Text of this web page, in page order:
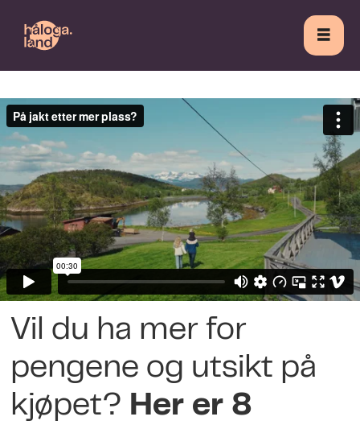
Vil du ha mer for
pengene og utsikt på
kjøpet? Her er 8